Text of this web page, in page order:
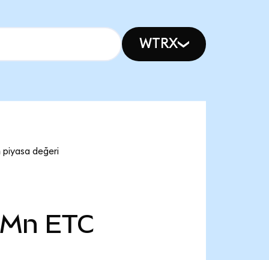
WTRX
piyasa değeri
ETC